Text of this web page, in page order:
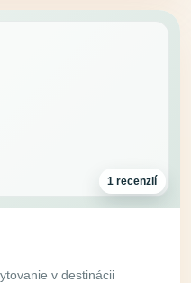
1 recenzií
v destinácii